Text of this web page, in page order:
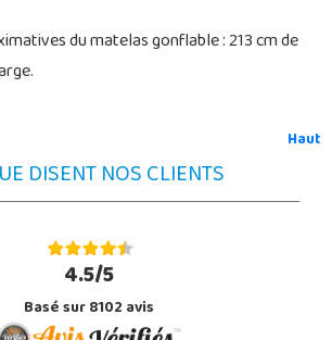
du matelas gonflable : 213 cm de
Haut
DISENT NOS CLIENTS
4.5/5
Basé sur 8102 avis